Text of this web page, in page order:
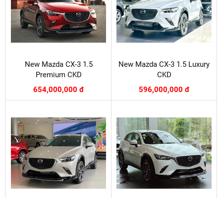
New Mazda CX-3 1.5
Premium CKD
654,000,000 đ
New Mazda CX-3 1.5 Luxury
CKD
596,000,000 đ